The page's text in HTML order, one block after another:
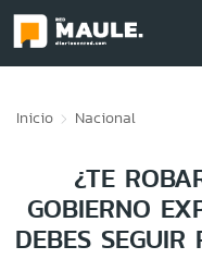
Inicio Nacional
¿TE
GOBIERNO
DEBES